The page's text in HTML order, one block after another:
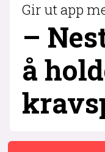
Gir ut app
–
å